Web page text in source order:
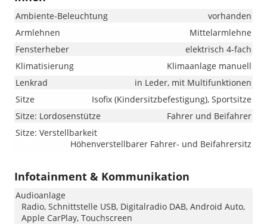
Ambiente-Beleuchtung
vorhanden
Armlehnen
Mittelarmlehne
Fensterheber
elektrisch 4-fach
Klimatisierung
Klimaanlage manuell
Lenkrad
in Leder, mit Multifunktionen
Sitze
Isofix (Kindersitzbefestigung), Sportsitze
Sitze: Lordosenstütze
Fahrer und Beifahrer
Sitze: Verstellbarkeit
Höhenverstellbarer Fahrer- und Beifahrersitz
Infotainment & Kommunikation
Audioanlage
Radio, Schnittstelle USB, Digitalradio DAB, Android Auto,
Apple CarPlay, Touchscreen